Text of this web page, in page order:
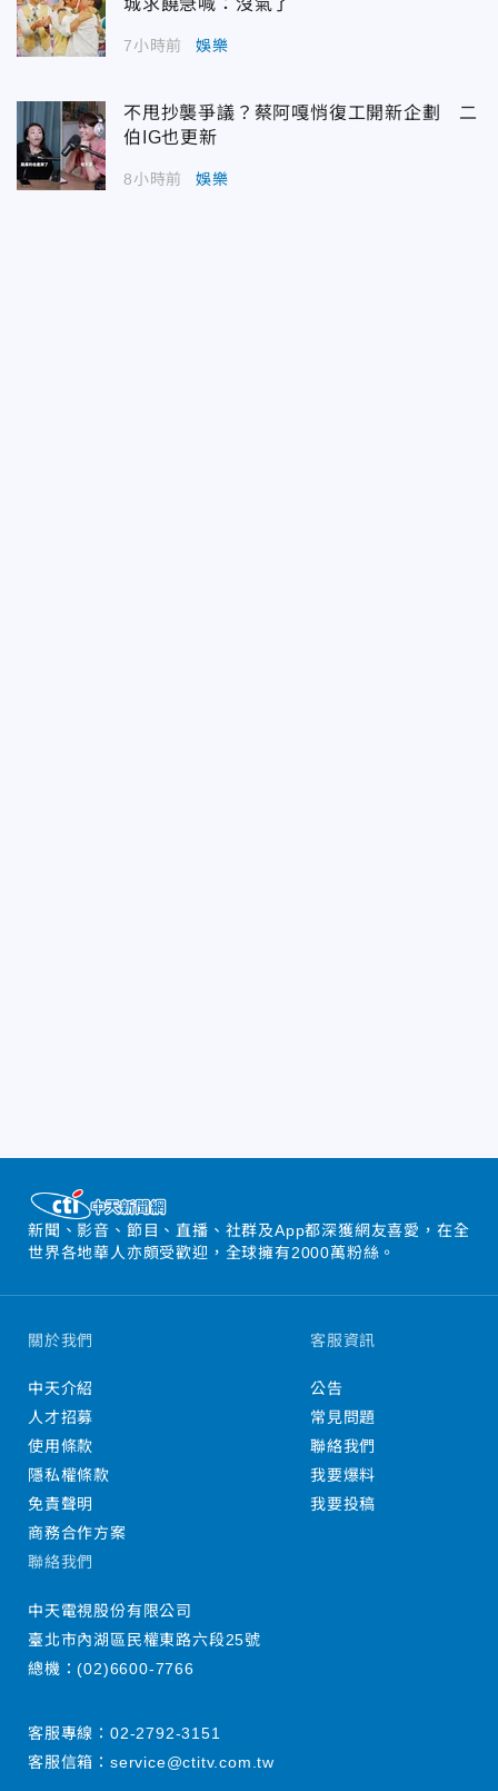
7小時前 娛樂
不甩抄襲爭議？蔡阿嘎悄復工開新企劃 二
伯IG也更新
8小時前 娛樂
新聞、影音、節目、直播、社群及App都深獲網友喜愛，在全
世界各地華人亦頗受歡迎，全球擁有2000萬粉絲。
關於我們
中天介紹
人才招募
使用條款
隱私權條款
免責聲明
商務合作方案
客服資訊
公告
常見問題
聯絡我們
我要爆料
我要投稿
聯絡我們
中天電視股份有限公司
臺北市內湖區民權東路六段25號
總機：(02)6600-7766
客服專線： 02-2792-3151
客服信箱： service@ctitv.com.tw